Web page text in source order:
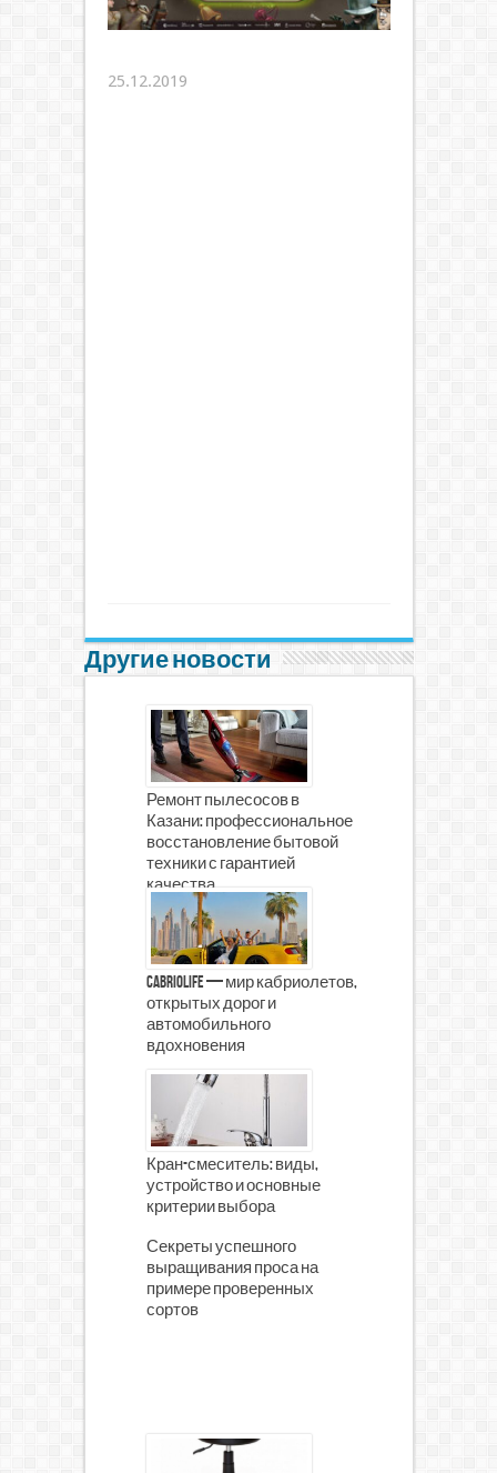
25.12.2019
Другие новости
Ремонт пылесосов в
Казани: профессиональное
восстановление бытовой
техники с гарантией
качества
CabrioLife — мир кабриолетов,
открытых дорог и
автомобильного
вдохновения
Кран-смеситель: виды,
устройство и основные
критерии выбора
Секреты успешного
выращивания проса на
примере проверенных
сортов